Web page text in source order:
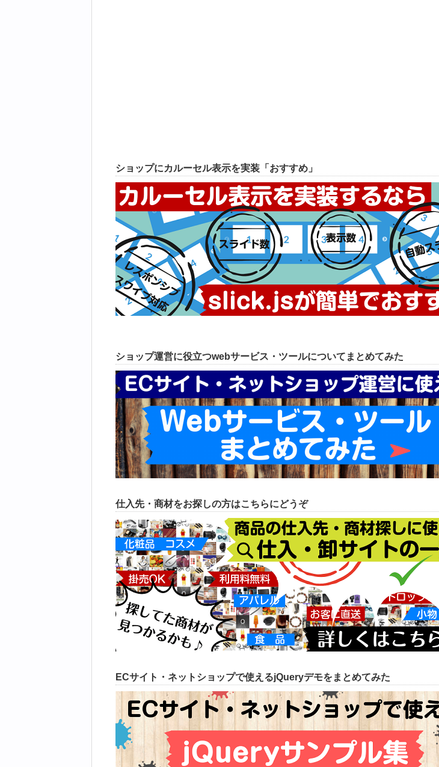
ショップにカルーセル表示を実装「おすすめ」
ショップ運営に役立つwebサービス・ツールについてまとめてみた
仕入先・商材をお探しの方はこちらにどうぞ
ECサイト・ネットショップで使えるjQueryデモをまとめてみた